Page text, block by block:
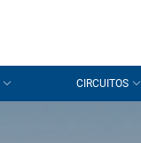
CIRCUITOS